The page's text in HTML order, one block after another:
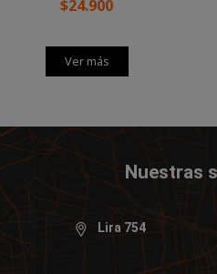
$24.900
Ver más
Nuestras
Lira 754